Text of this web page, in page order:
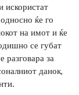
искористат
ќе го
на имот и ќе
се губат
разговара за
данок,